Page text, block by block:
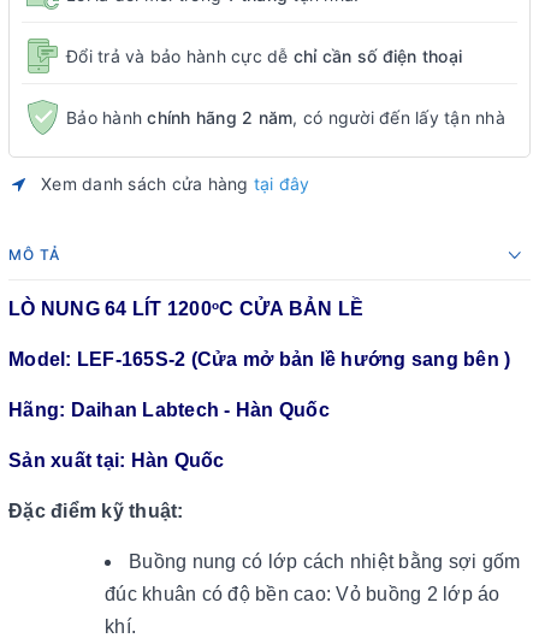
Đổi trả và bảo hành cực dễ chỉ cần số điện thoại
Bảo hànhchính hãng 2 năm, có người đến lấy tận nhà
Xem danh sách cửa hàng tại đây
MÔ TẢ
LÒ NUNG 64 LÍT 1200oC CỬA BẢN LỀ
Model: LEF-165S-2 (Cửa mở bản lề hướng sang bên )
Hãng: Daihan Labtech - Hàn Quốc
Sản xuất tại: Hàn Quốc
Đặc điểm kỹ thuật:
Buồng nung có lớp cách nhiệt bằng sợi gốm
đúc khuân có độ bền cao: Vỏ buồng 2 lớp áo
khí.